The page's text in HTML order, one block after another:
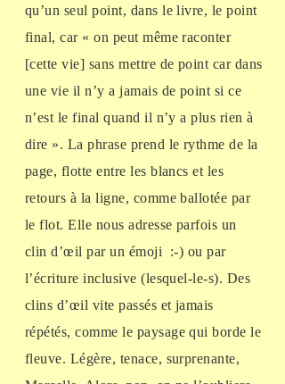
qu’un seul point, dans le livre, le point
final, car « on peut même raconter
[cette vie] sans mettre de point car dans
une vie il n’y a jamais de point si ce
n’est le final quand il n’y a plus rien à
dire ». La phrase prend le rythme de la
page, flotte entre les blancs et les
retours à la ligne, comme ballotée par
le flot. Elle nous adresse parfois un
clin d’œil par un émoji :-) ou par
l’écriture inclusive (lesquel-le-s). Des
clins d’œil vite passés et jamais
répétés, comme le paysage qui borde le
fleuve. Légère, tenace, surprenante,